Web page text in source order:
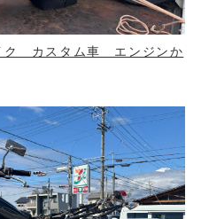
ク カスタム車 エンジンか